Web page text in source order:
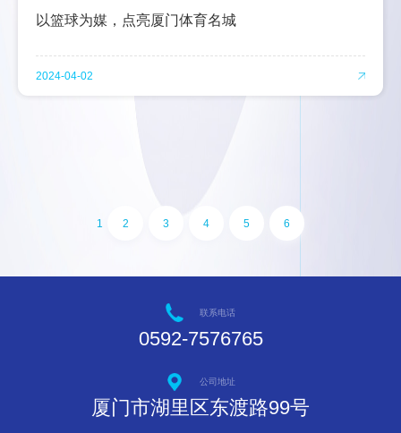
以篮球为媒，点亮厦门体育名城
2024-04-02
1 2 3 4 5 6
联系电话
0592-7576765
公司地址
厦门市湖里区东渡路99号